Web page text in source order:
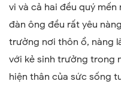
vi và cả hai đều quý
đàn ông đều rất yêu
trưởng nơi thôn ổ, nàng
với kẻ sinh trưởng trong
hiện thân của sức sống